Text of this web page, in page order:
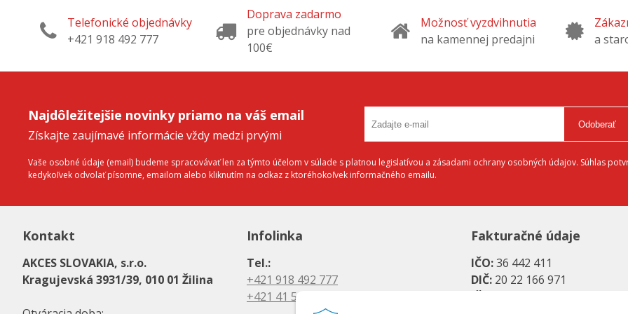
celého kovania.Telefonické objednávky
+421 918 492 777
Doprava zadarmo
pre objednávky nad
100€
Možnosť vyzdvihnutia
na kamennej predajni
a
Najdôležitejšie novinky priamo na váš email
Získajte zaujímavé informácie vždy medzi prvými
Odoberať
Vaše osobné údaje (email) budeme spracovávať len za týmto účelom v súlade s platnou legislatívou a zásadami ochrany osobných údajov. Súhlas
kedykoľvek odvolať písomne, emailom alebo kliknutím na odkaz z ktoréhokoľvek informačného emailu.
Kontakt
AKCES SLOVAKIA, s.r.o.
Kragujevská 3931/39, 010 01 Žilina
Infolinka
Tel.:
+421 918 492 777
+421 41 500 6883
Fakturačné údaje
IČO:36 442 411
DIČ: 20 22 166 971